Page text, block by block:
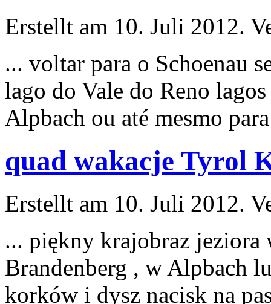
Erstellt am 10. Juli 2012.
... voltar para o Schoenau
lago do Vale do Reno
Alpbach ou até mesmo
quad wakacje Tyrol
Erstellt am 10. Juli 2012.
... piękny krajobraz
Brandenberg , w Alpbach
korków i dysz nacisk na